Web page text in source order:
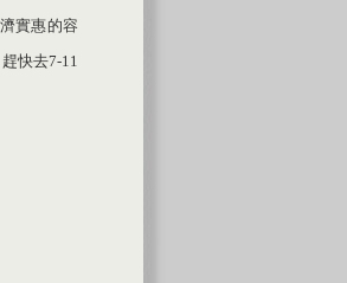
實惠的容
快去7-11